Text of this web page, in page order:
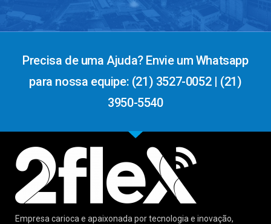
Precisa de uma Ajuda? Envie um Whatsapp
para nossa equipe: (21) 3527-0052 | (21)
3950-5540
Empresa carioca e apaixonada por tecnologia e inovação,